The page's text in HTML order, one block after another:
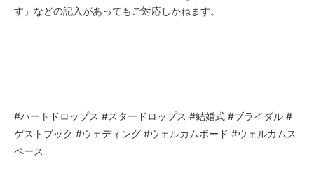
す」などの記入があってもご対応しかねます。
#ハートドロップス #スタードロップス #結婚式 #ブライダル #
ゲストブック #ウェディング #ウェルカムボード #ウェルカムス
ペース